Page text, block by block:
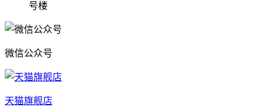
号楼
微信公众号
天猫旗舰店